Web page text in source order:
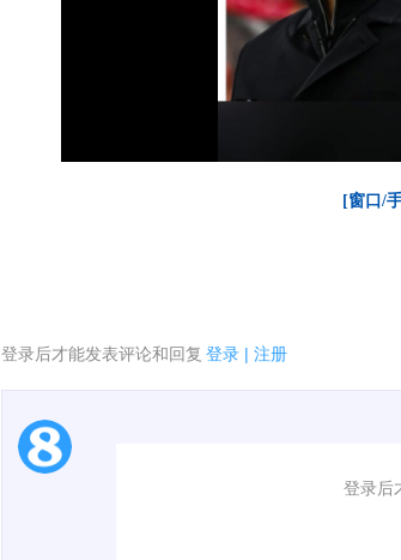
[窗口/
登录后才能发表评论和回复 登录 | 注册
登录后
1.电脑端新用户可以发表评论了！